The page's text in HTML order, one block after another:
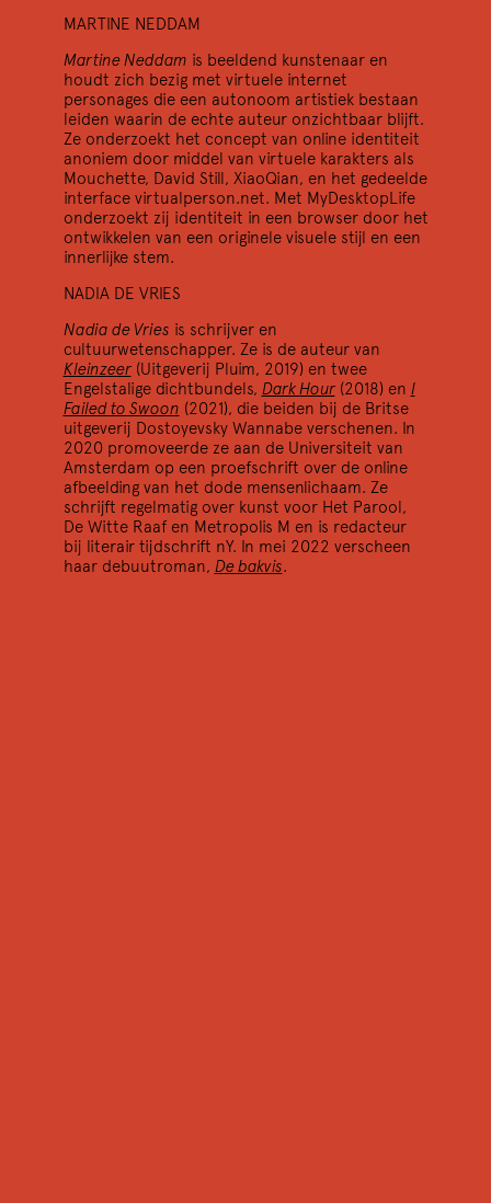
30/11 2022
Ga je mee verdwalen?
Schrijverscollectief Kantlijn presenteert: Kantlijn Live
25/11 2022
MARTINE NEDDAM
Martine Neddam is beeldend kunstenaar en
houdt zich bezig met virtuele internet
personages die een autonoom artistiek bestaan
leiden waarin de echte auteur onzichtbaar blijft.
Ze onderzoekt het concept van online identiteit
anoniem door middel van virtuele karakters als
Mouchette, David Still, XiaoQian, en het gedeelde
interface virtualperson.net. Met MyDesktopLife
onderzoekt zij identiteit in een browser door het
ontwikkelen van een originele visuele stijl en een
innerlijke stem.
NADIA DE VRIES
Nadia de Vries is schrijver en
cultuurwetenschapper. Ze is de auteur van
Kleinzeer(Uitgeverij Pluim, 2019) en twee
Engelstalige dichtbundels, Dark Hour(2018) en I
Failed to Swoon (2021), die beiden bij de Britse
uitgeverij Dostoyevsky Wannabe verschenen. In
2020 promoveerde ze aan de Universiteit van
Amsterdam op een proefschrift over de online
afbeelding van het dode mensenlichaam. Ze
schrijft regelmatig over kunst voor Het Parool,
De Witte Raaf en Metropolis M en is redacteur
bij literair tijdschrift nY. In mei 2022 verscheen
haar debuutroman, De bakvis.